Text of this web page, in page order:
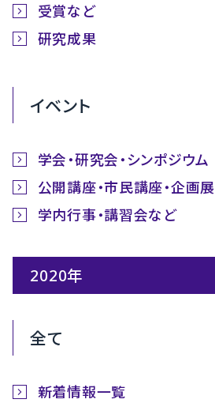
受賞など
研究成果
イベント
学会・研究会・シンポジウム
公開講座・市民講座・企画展
学内行事・講習会など
2020年
全て
新着情報一覧